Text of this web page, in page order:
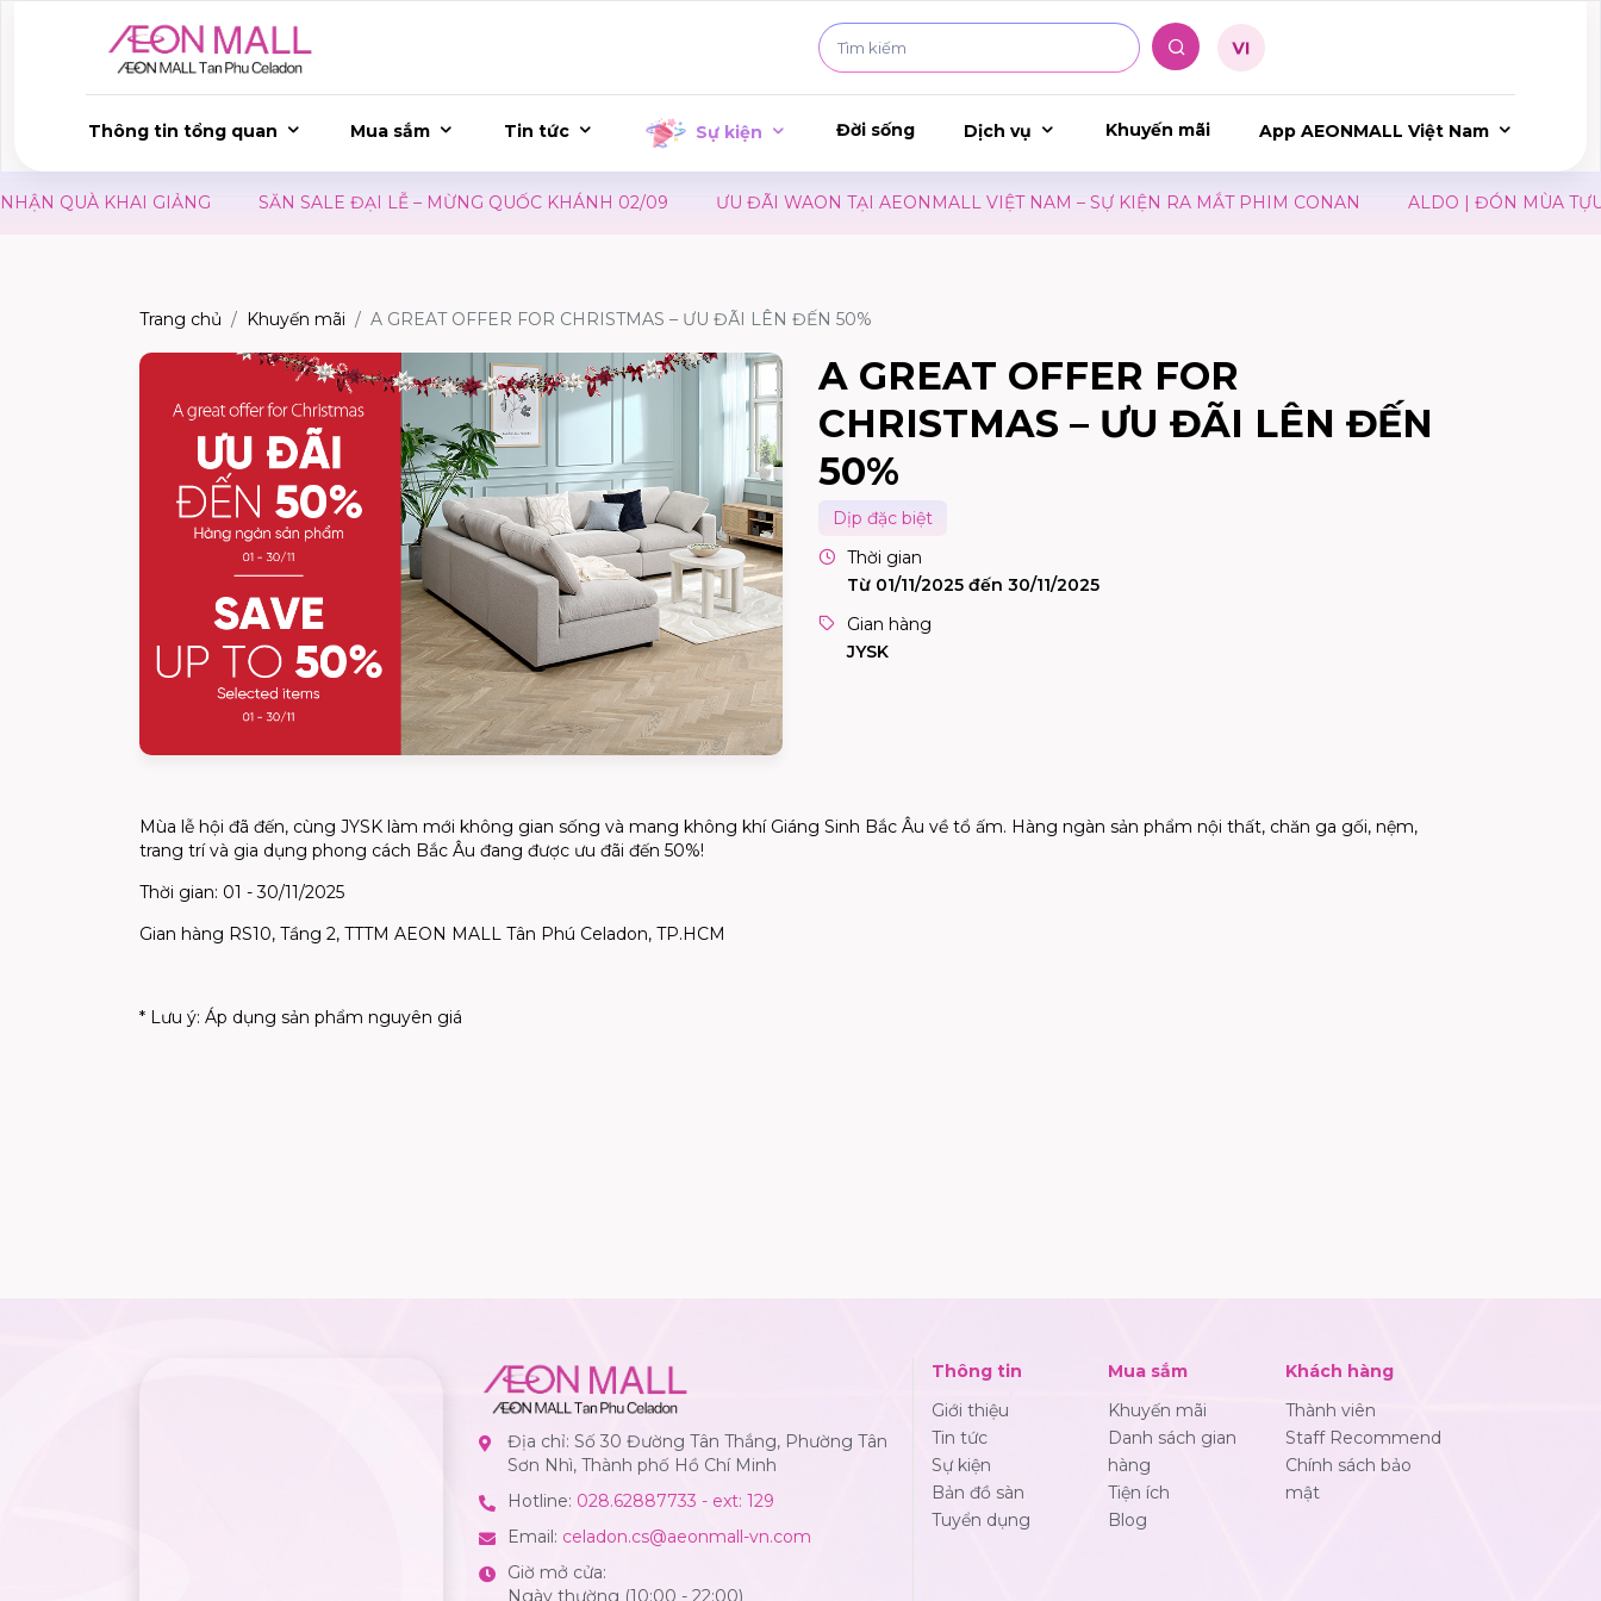
Thông tin tổng quan Mua sắm Tin tức Sự kiện Đời sống Dịch vụ Khuyến mãi App AEONMALL Việt Nam
QUÀ KHAI GIẢNG SĂN SALE ĐẠI LỄ – MỪNG QUỐC KHÁNH 02/09 ƯU ĐÃI WAON TẠI AEONMALL VIỆT NAM – SỰ KIỆN RA MẮT PHIM CONAN ALDO | ĐÓN MÙA TỰU
Trang chủ Khuyến mãi A GREAT OFFER FOR CHRISTMAS – ƯU ĐÃI LÊN ĐẾN 50%
A GREAT OFFER FOR
CHRISTMAS – ƯU ĐÃI LÊN ĐẾN
50%
Dịp đặc biệt
Thời gian
Từ 01/11/2025 đến 30/11/2025
Gian hàng
JYSK
Mùa lễ hội đã đến, cùng JYSK làm mới không gian sống và mang không khí Giáng Sinh Bắc Âu về tổ ấm. Hàng ngàn sản phẩm nội thất, chăn ga gối, nệm,
trang trí và gia dụng phong cách Bắc Âu đang được ưu đãi đến 50%!
Thời gian: 01 - 30/11/2025
Gian hàng RS10, Tầng 2, TTTM AEON MALL Tân Phú Celadon, TP.HCM
* Lưu ý: Áp dụng sản phẩm nguyên giá
Địa chỉ: Số 30 Đường Tân Thắng, Phường Tân
Sơn Nhì, Thành phố Hồ Chí Minh
Hotline: 028.62887733 - ext: 129
Email: celadon.cs@aeonmall-vn.com
Giờ mở cửa:
Ngày thường (10:00 - 22:00)
Thông tin
Giới thiệu
Tin tức
Sự kiện
Bản đồ sàn
Tuyển dụng
Mua sắm
Khuyến mãi
Danh sách gian
hàng
Tiện ích
Blog
Khách hàng
Thành viên
Staff Recommend
Chính sách bảo
mật